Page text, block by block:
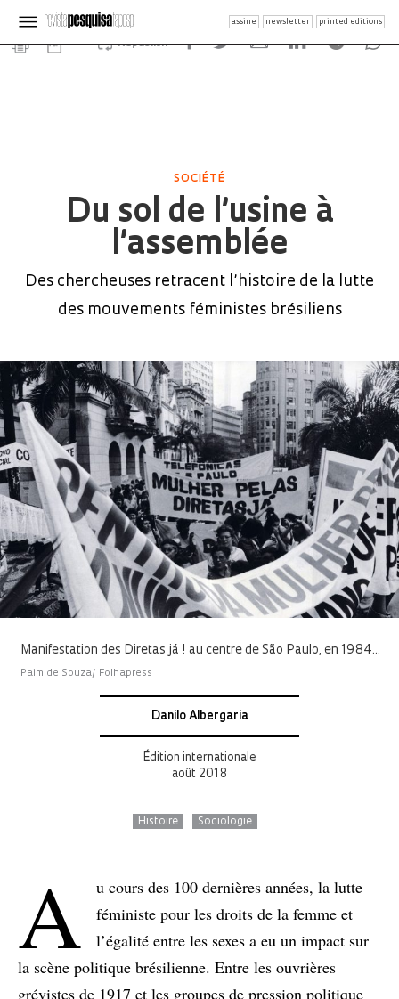
assine newsletter printed editions
Republish
SOCIÉTÉ
Du sol de l’usine à
l’assemblée
Des chercheuses retracent l’histoire de la lutte
des mouvements féministes brésiliens
Manifestation des Diretas já ! au centre de São Paulo, en 1984...
Paim de Souza/ Folhapress
Danilo Albergaria
Édition internationale
août 2018
Histoire Sociologie
A
u cours des 100 dernières années, la lutte
féministe pour les droits de la femme et
l’égalité entre les sexes a eu un impact sur
la scène politique brésilienne. Entre les ouvrières
grévistes de 1917 et les groupes de pression politique